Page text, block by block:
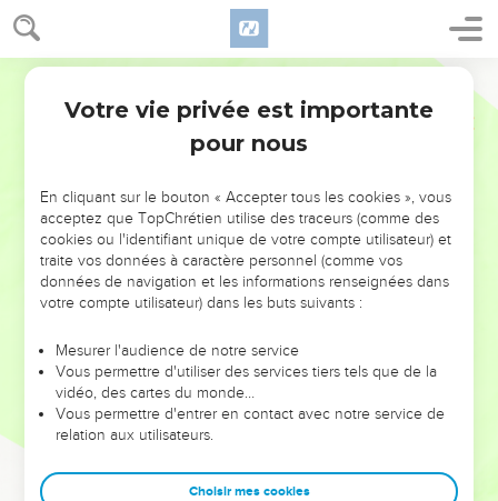
NE MANQUEZ PAS L’ÉVÉNEMENT
DE L’ANNÉE !
ET SI LEURS ERREURS POUVAIENT VOUS ÉVITER LES
VOTRES ?
leur foi ou leur vision. Mais on voit moins les doutes, les erreurs
et les saisons difficiles qu'ils ont traversés, alors même que ce
sont elles qui les ont façonnés.
Dans cette conférence, leaders, entrepreneurs, et responsables
clés pour avancer avec plus de sagesse afin que leurs erreurs
Votre vie privée est importante
pour nous
En cliquant sur le bouton « Accepter tous les cookies », vous
acceptez que TopChrétien utilise des traceurs (comme des
cookies ou l'identifiant unique de votre compte utilisateur) et
traite vos données à caractère personnel (comme vos
données de navigation et les informations renseignées dans
votre compte utilisateur) dans les buts suivants :
Mesurer l'audience de notre service
Vous permettre d'utiliser des services tiers tels que de la
vidéo, des cartes du monde…
Vous permettre d'entrer en contact avec notre service de
relation aux utilisateurs.
Choisir mes cookies